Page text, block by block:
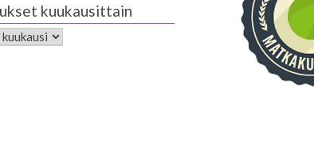
kuukausittain